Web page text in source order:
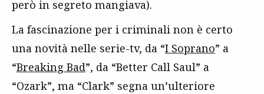
però in segreto mangiava).
La fascinazione per i criminali non è certo
una novità nelle serie-tv, da “I Soprano” a
“Breaking Bad”, da “Better Call Saul” a
“Ozark”, ma “Clark” segna un’ulteriore